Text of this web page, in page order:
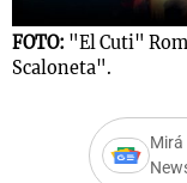
FOTO: "El Cuti"
Scaloneta".
Mirá